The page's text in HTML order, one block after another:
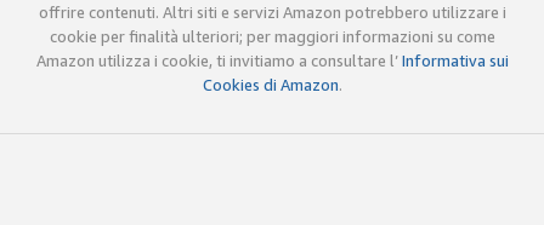
offrire contenuti. Altri siti e servizi Amazon potrebbero utilizzare i
cookie per finalità ulteriori; per maggiori informazioni su come
Amazon utilizza i cookie, ti invitiamo a consultare l’Informativa sui
Cookies di Amazon.